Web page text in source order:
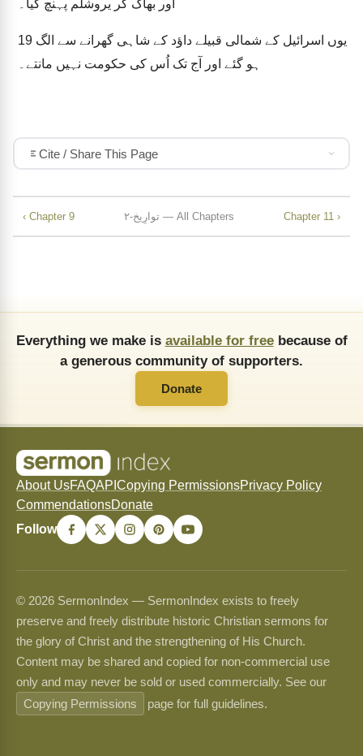
اور بھاگ کر یروشلم پہنچ گیا۔
19
ہو گئے اور آج تک اُس کی حکومت نہیں مانتے۔
Cite / Share This Page
‹ Chapter 9 ۲-توارِیخ — All Chapters Chapter 11 ›
Everything we make is available for freebecause of
a generous community of supporters.
Donate
About UsFAQAPI Copying PermissionsPrivacy Policy
CommendationsDonate
Follow
© 2026 SermonIndex — SermonIndex exists to freely
preserve and freely distribute historic Christian sermons for
the glory of Christ and the strengthening of His Church.
Content may be shared and copied for non-commercial use
only and may never be sold or used commercially. See our
Copying Permissions
page for full guidelines.